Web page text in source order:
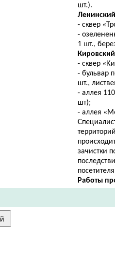
шт.).
- сквер
-
1 шт.,
- сквер
- бульвар
шт.,
- аллея
шт);
- аллея
зачистки
Работы